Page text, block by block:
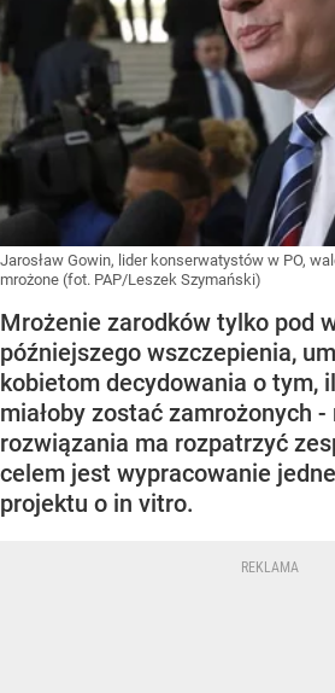
Jarosław Gowin, lider konserwatystów w PO,
mrożone (fot. PAP/Leszek Szymański)
Mrożenie zarodków tylko pod
późniejszego wszczepienia,
kobietom decydowania o tym,
miałoby zostać zamrożonych
rozwiązania ma rozpatrzyć
celem jest wypracowanie
projektu o in vitro.